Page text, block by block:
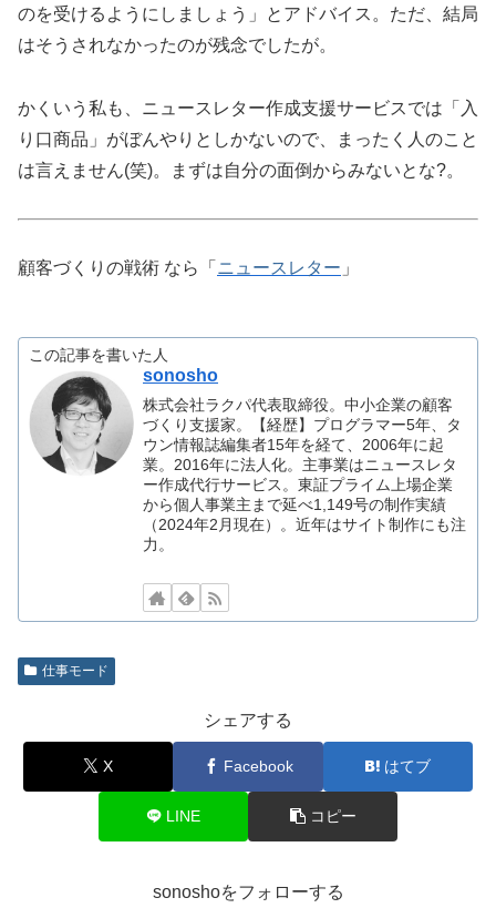
のを受けるようにしましょう」とアドバイス。ただ、結局
はそうされなかったのが残念でしたが。
かくいう私も、ニュースレター作成支援サービスでは「入
り口商品」がぼんやりとしかないので、まったく人のこと
は言えません(笑)。まずは自分の面倒からみないとな?。
顧客づくりの戦術 なら「 ニュースレター 」
この記事を書いた人
sonosho
株式会社ラクパ代表取締役。中小企業の顧客
づくり支援家。【経歴】プログラマー5年、タ
ウン情報誌編集者15年を経て、2006年に起
業。2016年に法人化。主事業はニュースレタ
ー作成代行サービス。東証プライム上場企業
から個人事業主まで延べ1,149号の制作実績
（2024年2月現在）。近年はサイト制作にも注
力。
仕事モード
シェアする
X Facebook はてブ
LINE コピー
sonoshoをフォローする